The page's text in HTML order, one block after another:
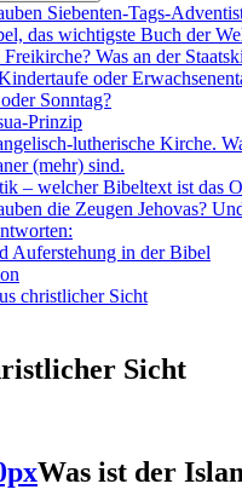
Siebenten-Tags-
das wichtigste Buch der
Was an der
oder
Sonntag?
Prinzip
lutherische Kirche.
(mehr) sind.
– welcher Bibeltext ist das
die Zeugen Jehovas?
Auferstehung in der Bibel
christlicher Sicht
Sicht
Was ist der